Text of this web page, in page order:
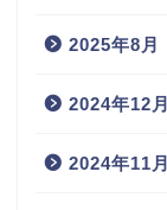
2025年8月
2024年12月
2024年11月